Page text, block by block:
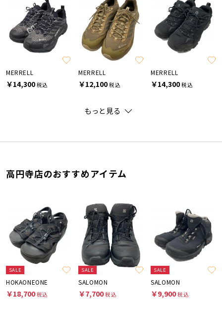
MERRELL
￥14,300税込
MERRELL
￥12,100税込
MERRELL
￥14,300税込
もっと見る
高円寺店のおすすめアイテム
SALE
HOKAONEONE
￥18,700税込
SALE
SALOMON
￥7,700税込
SALE
SALOMON
￥9,900税込